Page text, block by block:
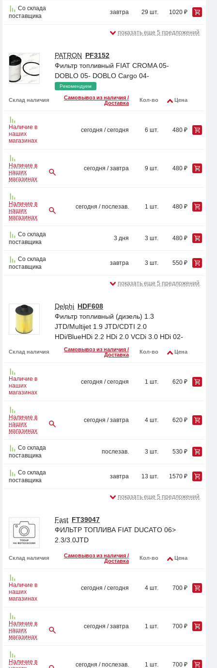
Со склада
поставщика
завтра 29 шт. 1020 ₽
показать еще 5 предложений
PATRON PF3152
Фильтр топливный FIAT CROMA 05-
DOBLO 05- DOBLO Cargo 04-
Рекомендуем
Склад наличия
Самовывоз из наличия /
Доставка
Кол-во Цена
Наличие в
наших
магазинах
сегодня / сегодня 6 шт. 480 ₽
Наличие в
наших
магазинах
сегодня / завтра 9 шт. 480 ₽
Наличие в
наших
магазинах
сегодня / послезав. 1 шт. 480 ₽
Со склада
поставщика
3 дня 3 шт. 480 ₽
Со склада
поставщика
завтра 3 шт. 550 ₽
показать еще 5 предложений
Delphi HDF608
Фильтр топливный (дизель) 1.3
JTD/Multijet 1.9 JTD/CDTI 2.0
HDi/BlueHDi 2.2 HDi 2.0 VCDi 3.0 HDi 02-
Склад наличия
Самовывоз из наличия /
Доставка
Кол-во Цена
Наличие в
наших
магазинах
сегодня / сегодня 1 шт. 620 ₽
Наличие в
наших
магазинах
сегодня / завтра 4 шт. 620 ₽
Со склада
поставщика
послезав. 3 шт. 530 ₽
Со склада
поставщика
завтра 13 шт. 1570 ₽
показать еще 5 предложений
Fast FT39047
ФИЛЬТР ТОПЛИВА FIAT DUCATO 06>
2.3/3.0JTD
Склад наличия
Самовывоз из наличия /
Доставка
Кол-во Цена
Наличие в
наших
магазинах
сегодня / сегодня 4 шт. 700 ₽
Наличие в
наших
магазинах
сегодня / завтра 1 шт. 700 ₽
Наличие в
сегодня / послезав. 1 шт. 700 ₽